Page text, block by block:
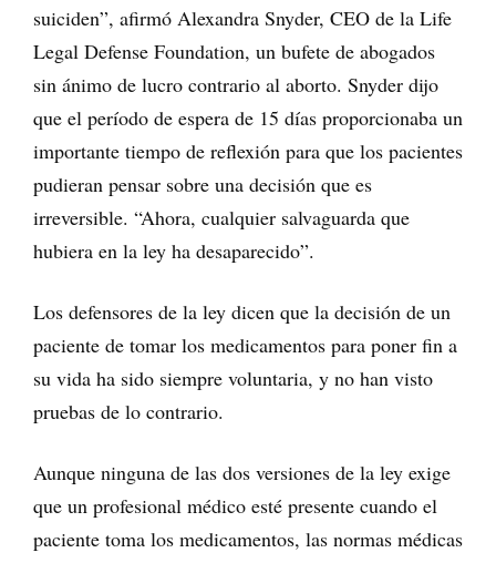
suiciden”, afirmó Alexandra Snyder, CEO de la Life
Legal Defense Foundation, un bufete de abogados
sin ánimo de lucro contrario al aborto. Snyder dijo
que el período de espera de 15 días proporcionaba un
importante tiempo de reflexión para que los pacientes
pudieran pensar sobre una decisión que es
irreversible. “Ahora, cualquier salvaguarda que
hubiera en la ley ha desaparecido”.
Los defensores de la ley dicen que la decisión de un
paciente de tomar los medicamentos para poner fin a
su vida ha sido siempre voluntaria, y no han visto
pruebas de lo contrario.
Aunque ninguna de las dos versiones de la ley exige
que un profesional médico esté presente cuando el
paciente toma los medicamentos, las normas médicas